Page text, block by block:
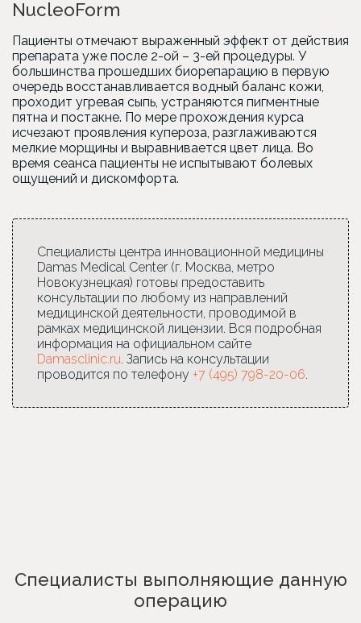
NucleoForm
Пациенты отмечают выраженный эффект от действия
препарата уже после 2-ой – 3-ей процедуры. У
большинства прошедших биорепарацию в первую
очередь восстанавливается водный баланс кожи,
проходит угревая сыпь, устраняются пигментные
пятна и постакне. По мере прохождения курса
исчезают проявления купероза, разглаживаются
мелкие морщины и выравнивается цвет лица. Во
время сеанса пациенты не испытывают болевых
ощущений и дискомфорта.
Специалисты центра инновационной медицины
Damas Medical Center (г. Москва, метро
Новокузнецкая) готовы предоставить
консультации по любому из направлений
медицинской деятельности, проводимой в
рамках медицинской лицензии. Вся подробная
информация на официальном сайте
Damasclinic.ru. Запись на консультации
проводится по телефону +7 (495) 798-20-06.
Специалисты выполняющие данную
операцию